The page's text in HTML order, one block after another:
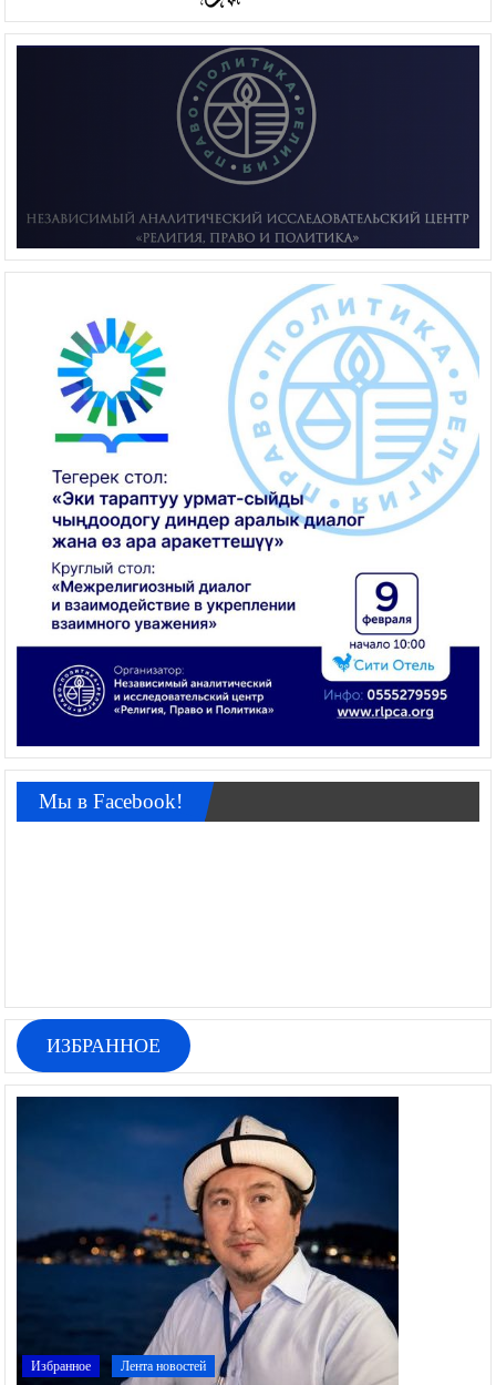
Мы в Facebook!
ИЗБРАННОЕ
Избранное Лента новостей